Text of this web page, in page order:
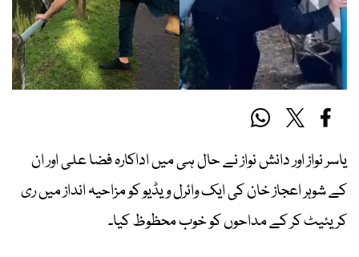
یاسر نواز اور دانش نواز نے حال ہی میں اداکارہ فضا علی اور ان
کے شوہر اعجاز خان کی ایک وائرل ویڈیو کو مزاحیہ انداز میں ری
کریئیٹ کر کے مداحوں کو خوب محظوظ کیا۔